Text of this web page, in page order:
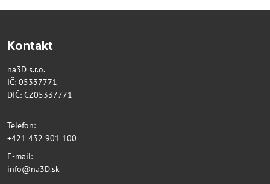
Kontakt
na3D s.r.o.
IČ: 05337771
DIČ: CZ05337771
Telefon:
+421 432 901 100
E-mail:
info@na3D.sk